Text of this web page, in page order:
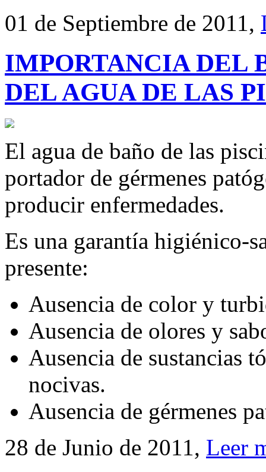
01 de Septiembre de 2011,
IMPORTANCIA DEL
DEL AGUA DE LAS
El agua de baño de las
portador de gérmenes
producir enfermedades.
Es una garantía higiénico-
presente:
Ausencia de color y
Ausencia de olores y
Ausencia de sustancias
nocivas.
Ausencia de gérmenes
28 de Junio de 2011, Leer